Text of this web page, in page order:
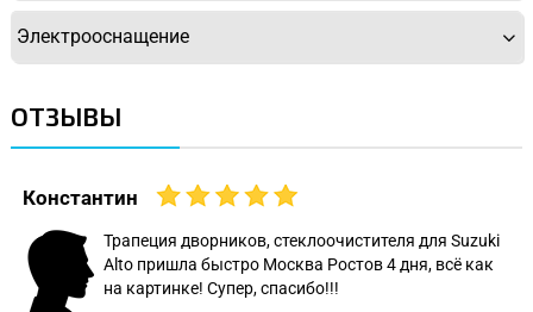
Электрооснащение
ОТЗЫВЫ
Константин
Трапеция дворников, стеклоочистителя для Suzuki
Alto пришла быстро Москва Ростов 4 дня, всё как
на картинке! Супер, спасибо!!!